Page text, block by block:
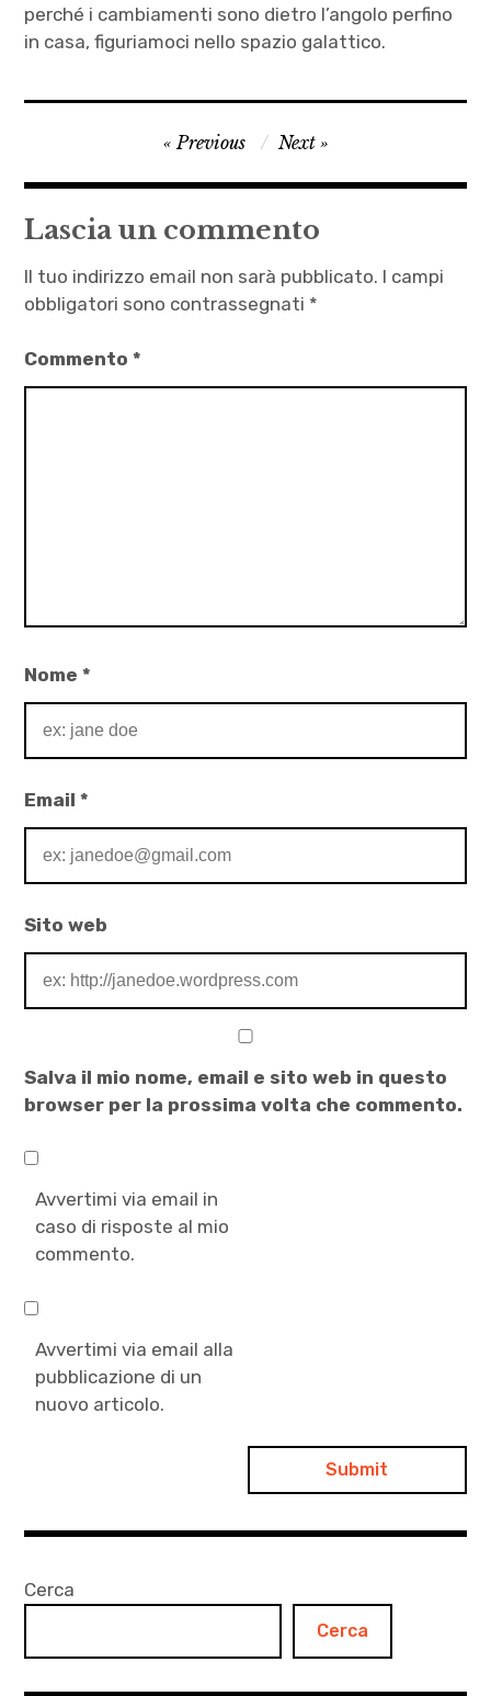
perché i cambiamenti sono dietro l’angolo perfino
in casa, figuriamoci nello spazio galattico.
Autrici
,
Call
Dating
App
,
quasar
racconti
d'amore
Tinder
Navigazione
articoli
Previous Next
Lascia un commento
Il tuo indirizzo email non sarà pubblicato. I campi
obbligatori sono contrassegnati *
Commento*
Nome*
Email*
Sito web
Salva il mio nome, email e sito web in questo
browser per la prossima volta che commento.
Avvertimi via email in
caso di risposte al mio
commento.
Avvertimi via email alla
pubblicazione di un
nuovo articolo.
Cerca
Cerca